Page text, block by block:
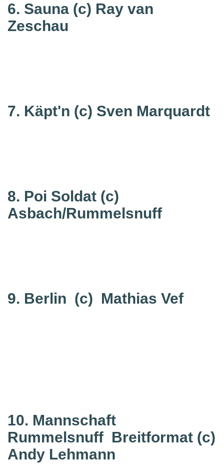
6. Sauna (c) Ray van
Zeschau
7. Käpt'n (c) Sven Marquardt
8. Poi Soldat (c)
Asbach/Rummelsnuff
9. Berlin (c) Mathias Vef
10. Mannschaft
Rummelsnuff Breitformat (c)
Andy Lehmann